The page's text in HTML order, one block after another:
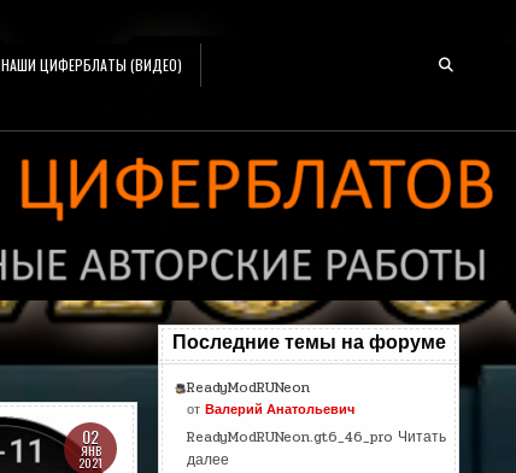
НАШИ ЦИФЕРБЛАТЫ (ВИДЕО)
02
ЯНВ
2021
Последние темы на форуме
ReadyModRUNeon
от Валерий Анатольевич
ReadyModRUNeon.gt6_46_pro Читать
далее